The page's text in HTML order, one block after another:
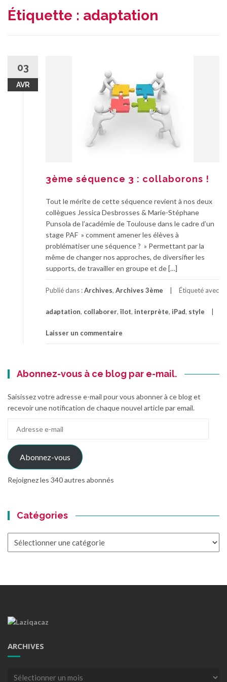
Étiquette : adaptation
03
AVR
3ème séquence 3 : collaborons !
Tout le mérite de cette séquence revient à nos deux
collègues Jessica Desbrosses & Marie-Stéphane
Punsola de l’académie de Toulouse dans le cadre d’un
stage PAF » comment amener les élèves à
problématiser une séquence ? » Permettant par la
même de changer nos approches, de diversifier les
supports, de travailler en groupe et de […]
Publié dans :Archives, Archives 3ème Étiqueté avec
adaptation, collaborer, îlot, interprète, iPad, style
Laisser un commentaire
Abonnez-vous à ce blog par e-mail.
Saisissez votre adresse e-mail pour vous abonner à ce blog et
recevoir une notification de chaque nouvel article par email.
mail
Abonnez-vous
Rejoignez les 340 autres abonnés
Catégories
ARCHIVES
Archives